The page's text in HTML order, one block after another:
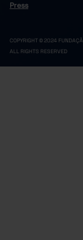
Press
COPYRIGHT © 2024
ALL RIGHTS RESERVED